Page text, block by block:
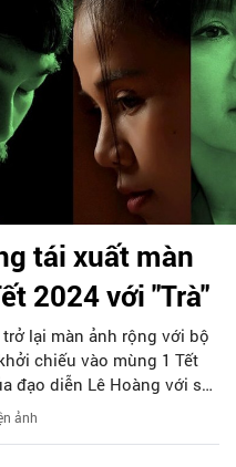
tái xuất màn
2024 với "Trà"
lại màn ảnh rộng với bộ
chiếu vào mùng 1 Tết
đạo diễn Lê Hoàng với sự
Trương Minh Quốc Thái và
Trinh.
ảnh